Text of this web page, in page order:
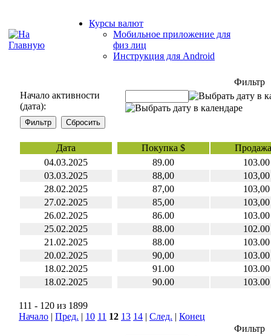
Курсы валют
Мобильное приложение для
физ лиц
Инструкция для Android
Фильтр
Начало активности
(дата):
Дата Покупка $
04.03.2025
89.00
103.00
03.03.2025
88,00
103,00
28.02.2025
87,00
103,00
27.02.2025
85,00
103,00
26.02.2025
86.00
103.00
25.02.2025
88.00
102.00
21.02.2025
88.00
103.00
20.02.2025
90,00
103.00
18.02.2025
91.00
103.00
18.02.2025
90.00 103.00
111 - 120 из 1899
Начало | Пред. | 10 11 12 13 14 | След. | Конец
Фильтр